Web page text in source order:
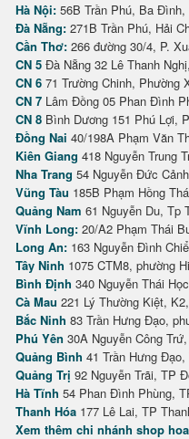
Hà Nội: 56B Trần Phú, Ba Đình,
Đà Nẵng: 271B Trần Phú, Hải
Cần Thơ: 266 đường 30/4, P.
CN 5 Đà Nẵng 32 Lê Thanh
CN 6 71 Trường Chinh, Phường
CN 7 Lâm Đồng 05 Phan Đình
CN 8 Bình Dương 151 Phú Lợi,
Đồng Nai 40/198A Phạm Văn
Kiên Giang 418 Nguyễn Trung
Nha Trang 54 Nguyễn Đức
Vũng Tàu 185B Phạm Hồng
Quảng Nam 61 Nguyễn Du, Tp
Vĩnh Long: 20/A2 Phạm Thái
Long An: 163 Nguyễn Đình
Tây Ninh 1075 CTM8, phường
Bình Định 340 Nguyễn Thái
Cà Mau 221 Lý Thường Kiệt,
Bắc Ninh 83 Trần Hưng Đạo,
Phú Yên 30A Nguyễn Công
Quảng Bình 41 Trần Hưng
Quảng Trị 92 Nguyễn Trãi, TP
Hà Tĩnh 54 Phan Đình Phùng,
Thanh Hóa 177 Lê Lai, TP
Xem thêm chi nhánh shop hoa